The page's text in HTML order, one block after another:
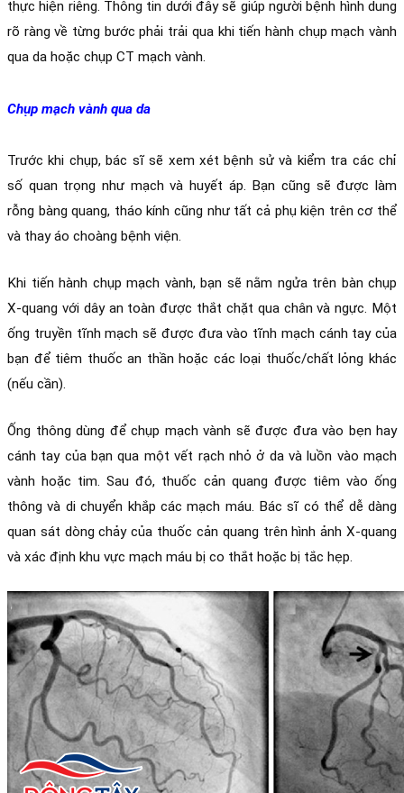
thực hiện riêng. Thông tin dưới đây sẽ giúp người bệnh hình dung
rõ ràng về từng bước phải trải qua khi tiến hành chụp mạch vành
qua da hoặc chụp CT mạch vành.
Chụp mạch vành qua da
Trước khi chụp, bác sĩ sẽ xem xét bệnh sử và kiểm tra các chỉ
số quan trọng như mạch và huyết áp. Bạn cũng sẽ được làm
rỗng bàng quang, tháo kính cũng như tất cả phụ kiện trên cơ thể
và thay áo choàng bệnh viện.
Khi tiến hành chụp mạch vành, bạn sẽ nằm ngửa trên bàn chụp
X-quang với dây an toàn được thắt chặt qua chân và ngực. Một
ống truyền tĩnh mạch sẽ được đưa vào tĩnh mạch cánh tay của
bạn để tiêm thuốc an thần hoặc các loại thuốc/chất lỏng khác
(nếu cần).
Ống thông dùng để chụp mạch vành sẽ được đưa vào bẹn hay
cánh tay của bạn qua một vết rạch nhỏ ở da và luồn vào mạch
vành hoặc tim. Sau đó, thuốc cản quang được tiêm vào ống
thông và di chuyển khắp các mạch máu. Bác sĩ có thể dễ dàng
quan sát dòng chảy của thuốc cản quang trên hình ảnh X-quang
và xác định khu vực mạch máu bị co thắt hoặc bị tắc hẹp.